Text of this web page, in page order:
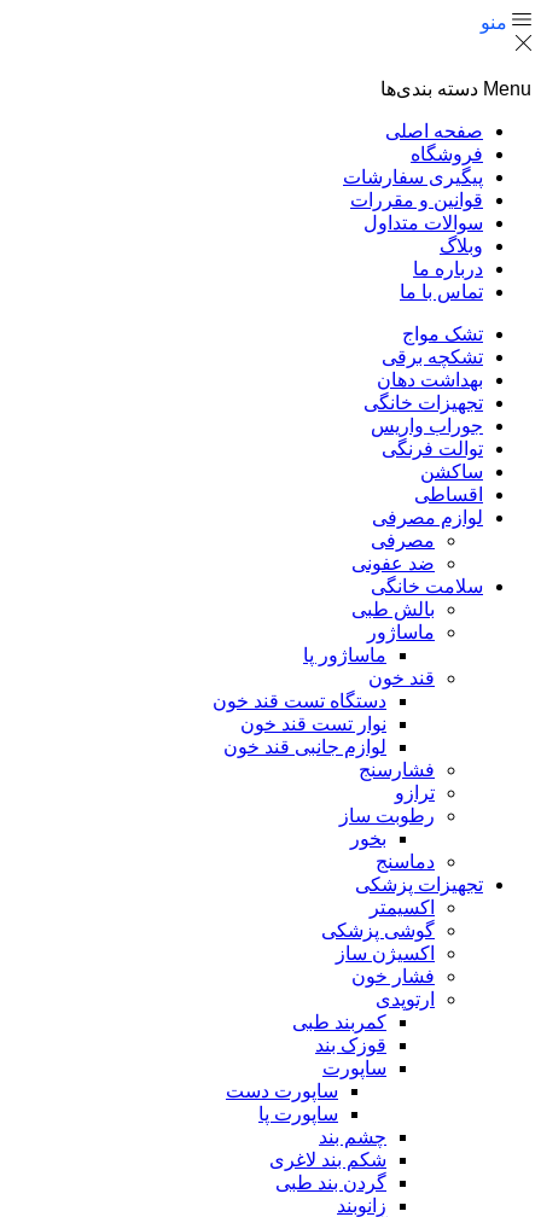
منو
Menu دسته بندی‌ها
صفحه اصلی
فروشگاه
پیگیری سفارشات
قوانین و مقررات
سوالات متداول
وبلاگ
درباره ما
تماس با ما
تشک مواج
تشکچه برقی
بهداشت دهان
تجهیزات خانگی
جوراب واریس
توالت فرنگی
ساکشن
اقساطی
لوازم مصرفی
مصرفی
ضد عفونی
سلامت خانگی
بالش طبی
ماساژور
ماساژور پا
قند خون
دستگاه تست قند خون
نوار تست قند خون
لوازم جانبی قند خون
فشارسنج
ترازو
رطوبت ساز
بخور
دماسنج
تجهیزات پزشکی
اکسیمتر
گوشی پزشکی
اکسیژن ساز
فشار خون
ارتوپدی
کمربند طبی
قوزک بند
ساپورت
ساپورت دست
ساپورت پا
چشم بند
شکم بند لاغری
گردن بند طبی
زانوبند